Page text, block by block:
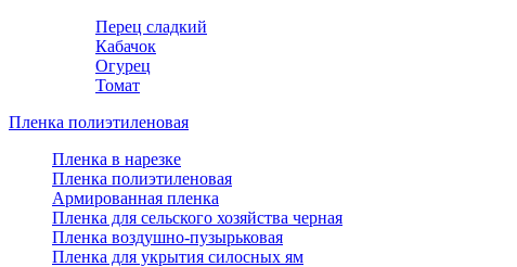
Перец сладкий
Кабачок
Огурец
Томат
Пленка полиэтиленовая
Пленка в нарезке
Пленка полиэтиленовая
Армированная пленка
Пленка для сельского хозяйства черная
Пленка воздушно-пузырьковая
Пленка для укрытия силосных ям